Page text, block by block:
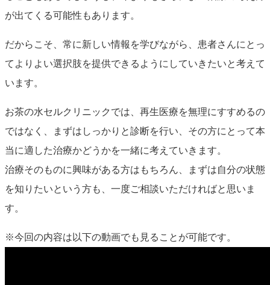
が出てくる可能性もあります。
だからこそ、常に新しい情報を学びながら、患者さんにとっ
てよりよい選択肢を提供できるようにしていきたいと考えて
います。
お茶の水セルクリニックでは、再生医療を無理にすすめるの
ではなく、まずはしっかりと診断を行い、その方にとって本
当に適した治療かどうかを一緒に考えていきます。
治療そのものに興味がある方はもちろん、まずは自分の状態
を知りたいという方も、一度ご相談いただければと思いま
す。
※今回の内容は以下の動画でも見ることが可能です。